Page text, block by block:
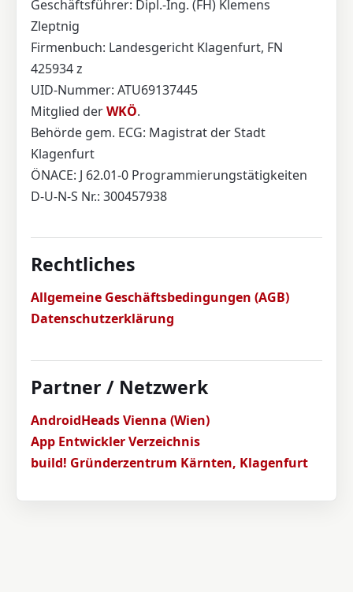
Geschäftsführer: Dipl.-Ing. (FH) Klemens
Zleptnig
Firmenbuch: Landesgericht Klagenfurt, FN
425934 z
UID-Nummer: ATU69137445
Mitglied derWKÖ.
Behörde gem. ECG: Magistrat der Stadt
Klagenfurt
ÖNACE: J 62.01-0 Programmierungstätigkeiten
D-U-N-S Nr.: 300457938
Rechtliches
Allgemeine Geschäftsbedingungen (AGB)
Datenschutzerklärung
Partner / Netzwerk
AndroidHeads Vienna (Wien)
App Entwickler Verzeichnis
build! Gründerzentrum Kärnten, Klagenfurt